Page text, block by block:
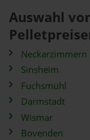
Auswahl
Neckarzimmern
Sinsheim
Fuchsmühl
Darmstadt
Wismar
Bovenden